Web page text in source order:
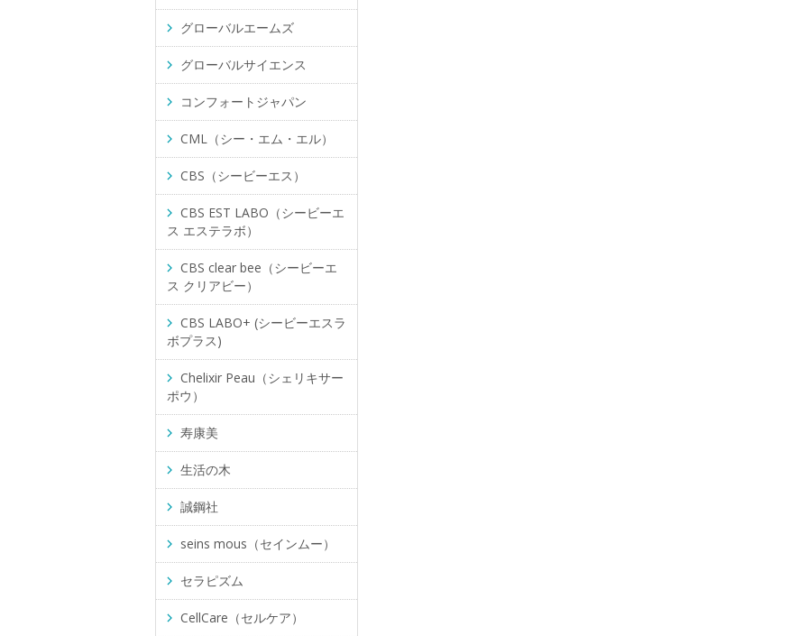
グローバルエームズ
グローバルサイエンス
コンフォートジャパン
CML（シー・エム・エル）
CBS（シービーエス）
CBS EST LABO（シービーエ
ス エステラボ）
CBS clear bee（シービーエ
ス クリアビー）
CBS LABO+ (シービーエスラ
ボプラス)
Chelixir Peau（シェリキサー
ポウ）
寿康美
生活の木
誠鋼社
seins mous（セインムー）
セラピズム
CellCare（セルケア）